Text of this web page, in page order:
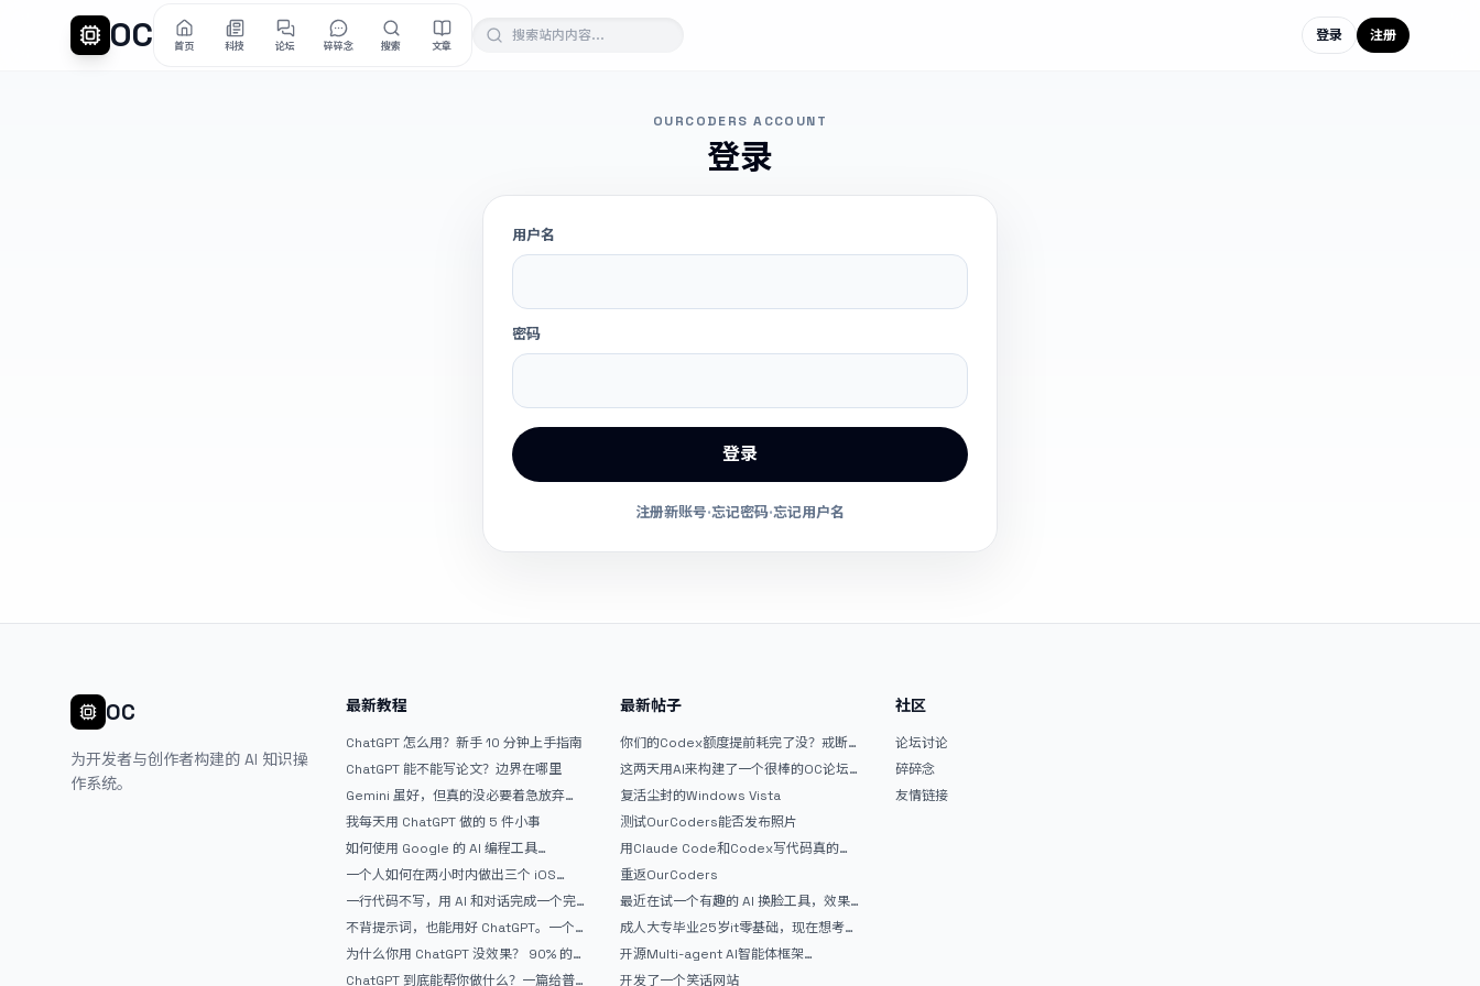
OC 首页 科技 论坛 碎碎念 搜索 文章
登录 注册
OURCODERS ACCOUNT
登录
用户名
密码
登录
注册新账号·忘记密码·忘记用户名
OC
为开发者与创作者构建的 AI 知识操
作系统。
最新教程
ChatGPT 怎么用？新手 10 分钟上手指南
ChatGPT 能不能写论文？边界在哪里
Gemini 虽好，但真的没必要着急放弃
ChatGPT
我每天用 ChatGPT 做的 5 件小事
如何使用 Google 的 AI 编程工具
AntiGravity：独立开发者的新时代武器
一个人如何在两小时内做出三个 iOS
APP？｜AntiGravity + Gemini 3 实战完
整记录
一行代码不写，用 AI 和对话完成一个完
整网站：《图书天堂》实战记录
不背提示词，也能用好 ChatGPT。一个
万能提问模板
为什么你用 ChatGPT 没效果？ 90% 的
人第一步就问错了
ChatGPT 到底能帮你做什么？一篇给普
最新帖子
你们的Codex额度提前耗完了没？戒断
反应如何？
这两天用AI来构建了一个很棒的OC论坛
精华区
复活尘封的Windows Vista
测试OurCoders能否发布照片
用Claude Code和Codex写代码真的
爽，但是App怎么挣钱还是很难啊
重返OurCoders
最近在试一个有趣的 AI 换脸工具，效果
挺不错
成人大专毕业25岁it零基础，现在想考软
件设计师，有什么好的建议吗，谢谢！
开源Multi-agent AI智能体框架
aevatar.ai，欢迎大家贡献代码
开发了一个笑话网站
社区
论坛讨论
碎碎念
友情链接